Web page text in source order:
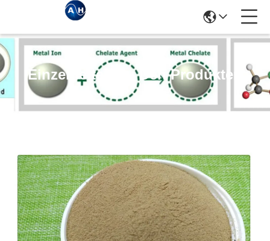
Einzelheiten Zu Den Produkten